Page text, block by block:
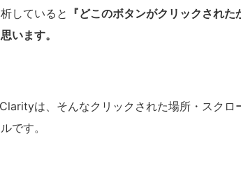
していると 『どこのボタンがクリックされ
います。
は、そんなクリックされた場所・スクロ
です。